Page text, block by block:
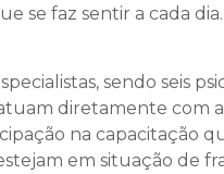
se faz sentir a cada
sendo seis
diretamente com
na capacitação
em situação de